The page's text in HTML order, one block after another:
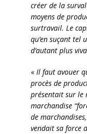
créer de la
moyens de
surtravail. Le
qu’en suçant tel
d’autant plus
« Il faut avouer
procès de
présentait sur le
marchandise
de
vendait sa force